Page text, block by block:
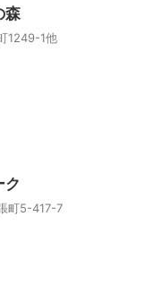
森
1249-1他
ク
町5-417-7